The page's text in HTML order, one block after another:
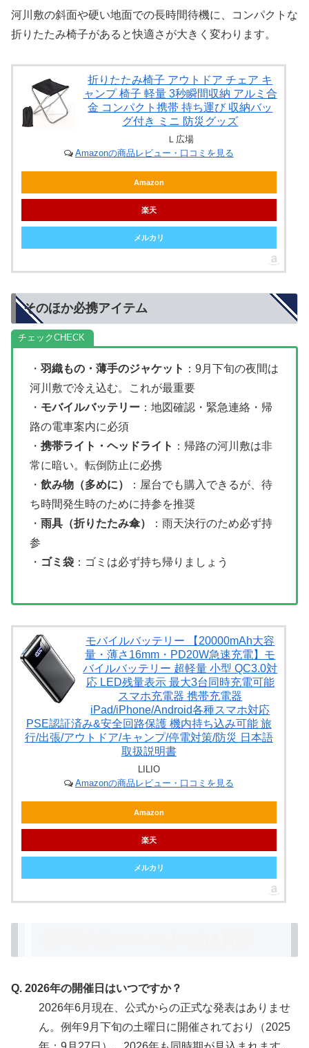
河川敷の斜面や硬い地面での長時間待機に、コンパクトな
折りたたみ椅子があると快適さが大きく変わります。
折りたたみ椅子 アウトドア チェア キ
ャンプ 椅子 軽量 3秒瞬間収納 アルミ合
金 コンパクト携帯 持ち運び 収納バッ
グ付き ミニ 防災グッズ
Ｌ広場
Amazonの商品レビュー・口コミを見る
Amazon
楽天
メルカリ
そのほか必携アイテム
チェック
・ 羽織もの・薄手のジャケット ：9月下旬の夜間は
河川敷で冷え込む。これが最重要
・ モバイルバッテリー ：地図確認・緊急連絡・帰
路の電車案内に必須
・ 携帯ライト・ヘッドライト ：帰路の河川敷は非
常に暗い。転倒防止に必携
・ 飲み物（多めに）
：屋台でも購入できるが、待
ち時間発生時のために持参を推奨
・ 雨具（折りたたみ傘）
：雨天決行のため必ず持
参
・ ゴミ袋 ：ゴミは必ず持ち帰りましょう
モバイルバッテリー 【20000mAh大容
量・薄さ16mm・PD20W急速充電】モ
バイルバッテリー 超軽量 小型 QC3.0対
応 LED残量表示 最大3台同時充電可能
スマホ充電器 携帯充電器
iPad/iPhone/Android各種スマホ対応
PSE認証済み&安全回路保護 機内持ち込み可能 旅
行/出張/アウトドア/キャンプ/停電対策/防災 日本語
取扱説明書
LILIO
Amazonの商品レビュー・口コミを見る
Amazon
楽天
メルカリ
Q. 2026年の開催日はいつですか？
2026年6月現在、公式からの正式な発表はありませ
ん。例年9月下旬の土曜日に開催されており（2025